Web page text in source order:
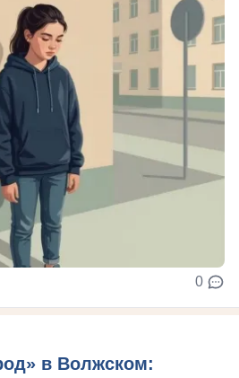
0
в Волжском: